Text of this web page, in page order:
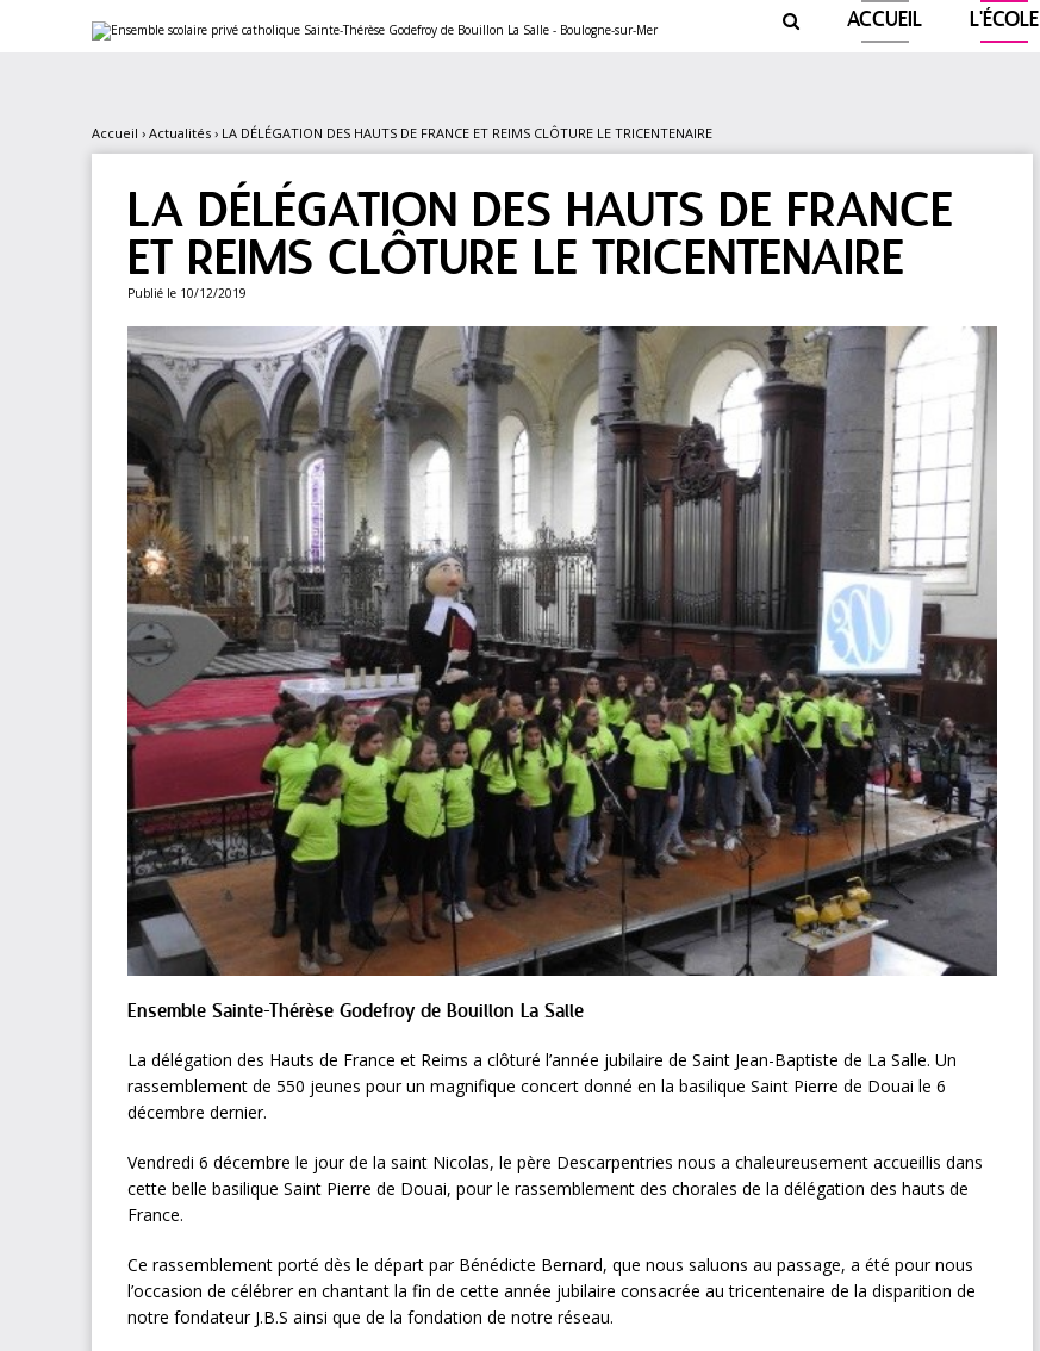
 ACCUEIL L'ÉCOLE
Accueil › Actualités › LA DÉLÉGATION DES HAUTS DE FRANCE ET REIMS CLÔTURE LE TRICENTENAIRE
LA DÉLÉGATION DES HAUTS DE FRANCE
ET REIMS CLÔTURE LE TRICENTENAIRE
Publié le 10/12/2019
Ensemble Sainte-Thérèse Godefroy de Bouillon La Salle
La délégation des Hauts de France et Reims a clôturé l’année jubilaire de Saint Jean-Baptiste de La Salle. Un
rassemblement de 550 jeunes pour un magnifique concert donné en la basilique Saint Pierre de Douai le 6
décembre dernier.
Vendredi 6 décembre le jour de la saint Nicolas, le père Descarpentries nous a chaleureusement accueillis dans
cette belle basilique Saint Pierre de Douai, pour le rassemblement des chorales de la délégation des hauts de
France.
Ce rassemblement porté dès le départ par Bénédicte Bernard, que nous saluons au passage, a été pour nous
l’occasion de célébrer en chantant la fin de cette année jubilaire consacrée au tricentenaire de la disparition de
notre fondateur J.B.S ainsi que de la fondation de notre réseau.